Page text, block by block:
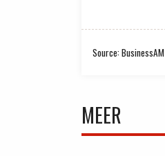
Source: BusinessAM
MEER